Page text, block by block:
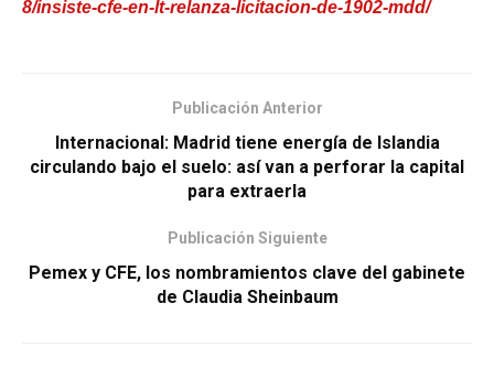
8/insiste-cfe-en-lt-relanza-licitacion-de-1902-mdd/
Publicación Anterior
Internacional: Madrid tiene energía de Islandia
circulando bajo el suelo: así van a perforar la capital
para extraerla
Publicación Siguiente
Pemex y CFE, los nombramientos clave del gabinete
de Claudia Sheinbaum